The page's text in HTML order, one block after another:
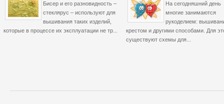
Бисер и его разновидность –
стеклярус – используют для
вышивания таких изделий,
которые в процессе их эксплуатации не тр...
На сегодняшний день
многие занимаются
рукоделием:
крестом и другими способами. Для
существуют схемы для...